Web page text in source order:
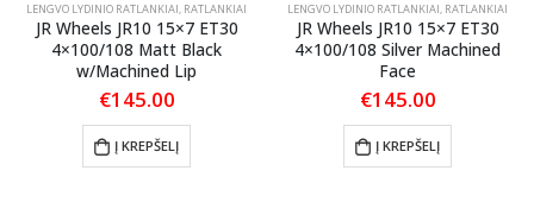
LENGVO LYDINIO RATLANKIAI, RATLANKIAI
JR Wheels JR10 15×7 ET30
4×100/108 Matt Black
w/Machined Lip
€145.00
Į KREPŠELĮ
LENGVO LYDINIO RATLANKIAI, RATLANKIAI
JR Wheels JR10 15×7 ET30
4×100/108 Silver Machined
Face
€145.00
Į KREPŠELĮ